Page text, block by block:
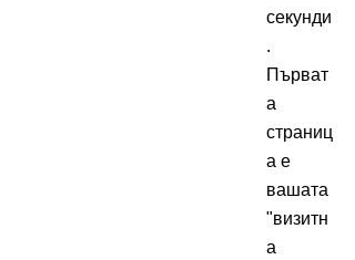
секунди
.
Първат
а
страниц
а е
вашата
"визитн
а